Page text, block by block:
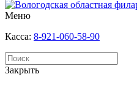
Меню
Касса: 8-921-060-58-90
Закрыть